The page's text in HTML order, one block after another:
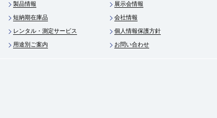
製品情報
展示会情報
短納期在庫品
会社情報
レンタル・測定サービス
個人情報保護方針
用途別ご案内
お問い合わせ